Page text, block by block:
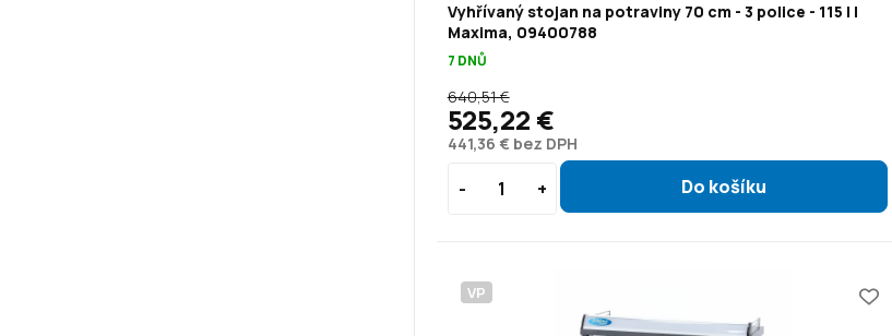
Vyhřívaný stojan na potraviny 70 cm - 3 police - 115 l |
Maxima, 09400788
7 DNŮ
441,36 € bez DPH
640,51 €
525,22 €
VP